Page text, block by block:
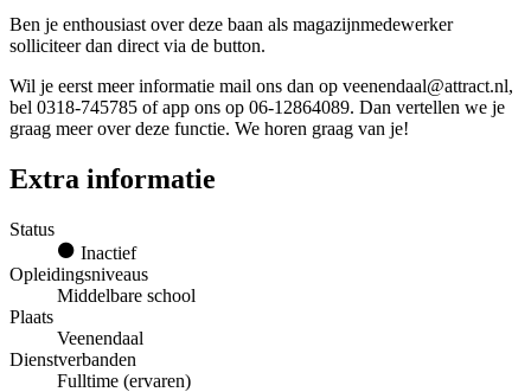
Ben je enthousiast over deze baan als magazijnmedewerker
solliciteer dan direct via de button.
Wil je eerst meer informatie mail ons dan op veenendaal@attract.nl,
bel 0318-745785 of app ons op 06-12864089. Dan vertellen we je
graag meer over deze functie. We horen graag van je!
Extra informatie
Status
Inactief
Opleidingsniveaus
Middelbare school
Plaats
Veenendaal
Dienstverbanden
Fulltime (ervaren)